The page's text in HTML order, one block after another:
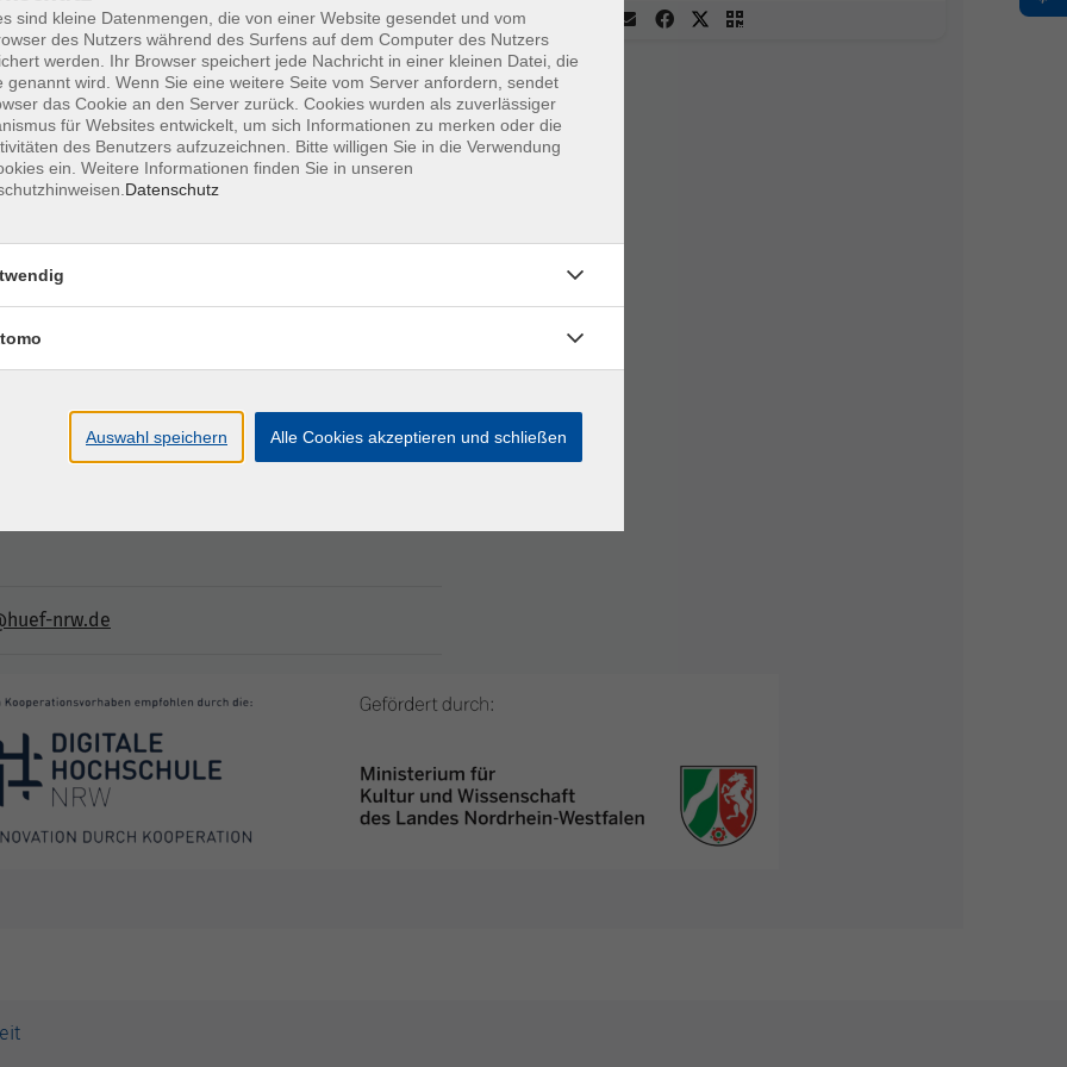
um delegierbare Tätigkeiten passenden
Verlauf werden zudem die vier Stufen des
lernen außerdem, Rückdelegationen zu
zu überwachen
der Teammitglieder fördern
Aufgaben unterscheiden können
Kommunizieren
Umgang mit Rückdelegation finden
einem bereits bestehendem ILIAS Account der
oder Freischaltung abrufen.
nrw.de
sind kleine Datenmengen, die von einer Website gesendet und vom
des Nutzers während des Surfens auf dem Computer des Nutzers
werden. Ihr Browser speichert jede Nachricht in einer kleinen Datei, die
genannt wird. Wenn Sie eine weitere Seite vom Server anfordern, sendet
das Cookie an den Server zurück. Cookies wurden als zuverlässiger
für Websites entwickelt, um sich Informationen zu merken oder die
des Benutzers aufzuzeichnen. Bitte willigen Sie in die Verwendung
ein. Weitere Informationen finden Sie in unseren
Datenschutz
Auswahl speichern Alle Cookies akzeptieren und schließen